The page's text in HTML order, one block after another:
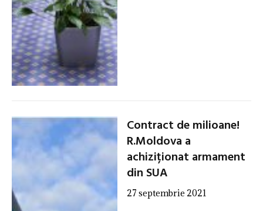
Contract de milioane!
R.Moldova a
achiziționat armament
din SUA
27 septembrie 2021